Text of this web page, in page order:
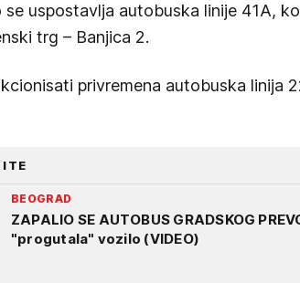
se uspostavlja autobuska linije 41A,
trg – Banjica 2.
privremena autobuska linija
BEOGRAD
ZAPALIO SE AUTOBUS GRADSKOG
"progutala" vozilo (VIDEO)